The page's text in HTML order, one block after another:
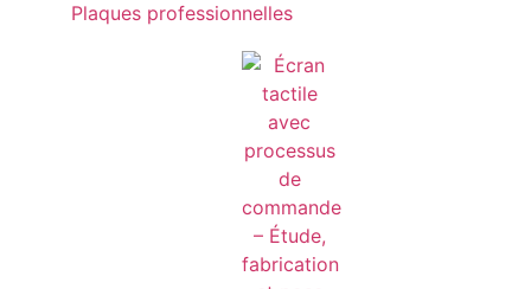
Plaques professionnelles